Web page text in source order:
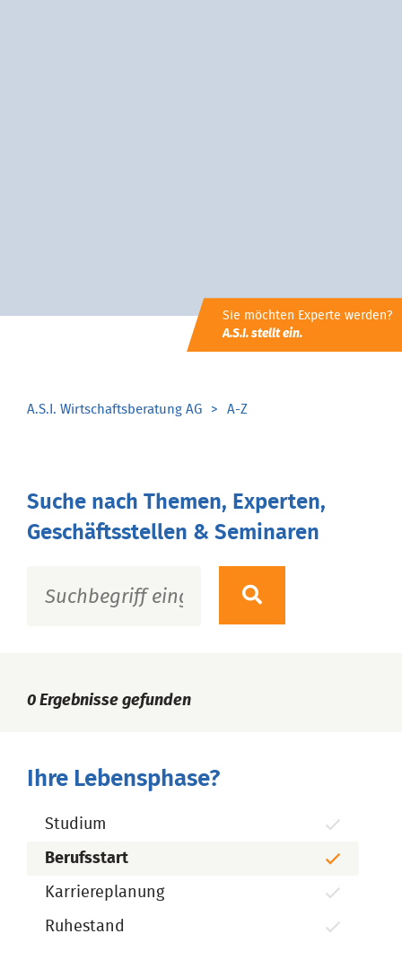
Sie möchten Experte werden?
A.S.I. stellt ein.
A.S.I. Wirtschaftsberatung AG A-Z
Suche nach Themen, Experten,
Geschäftsstellen & Seminaren
0 Ergebnisse gefunden
Ihre Lebensphase?
Studium
Berufsstart
Karriereplanung
Ruhestand